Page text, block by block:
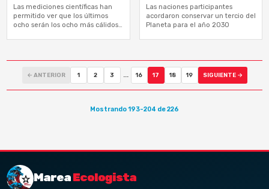
Las mediciones científicas han
permitido ver que los últimos
ocho serán los ocho más cálidos…
Las naciones participantes
acordaron conservar un tercio del
Planeta para el año 2030
← ANTERIOR 1 2 3 16 17 18 19 SIGUIENTE →
Mostrando 193-204 de 226
MareaEcologista